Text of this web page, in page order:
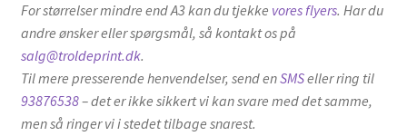
For størrelser mindre end A3 kan du tjekke vores flyers. Har du
andre ønsker eller spørgsmål, så kontakt os på
salg@troldeprint.dk.
Til mere presserende henvendelser, send enSMSeller ring til
93876538– det er ikke sikkert vi kan svare med det samme,
men så ringer vi i stedet tilbage snarest.